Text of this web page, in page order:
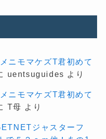
ニモマケズT君初めて
uentsuguides より
ニモマケズT君初めて
T母 より
ジャスターフ